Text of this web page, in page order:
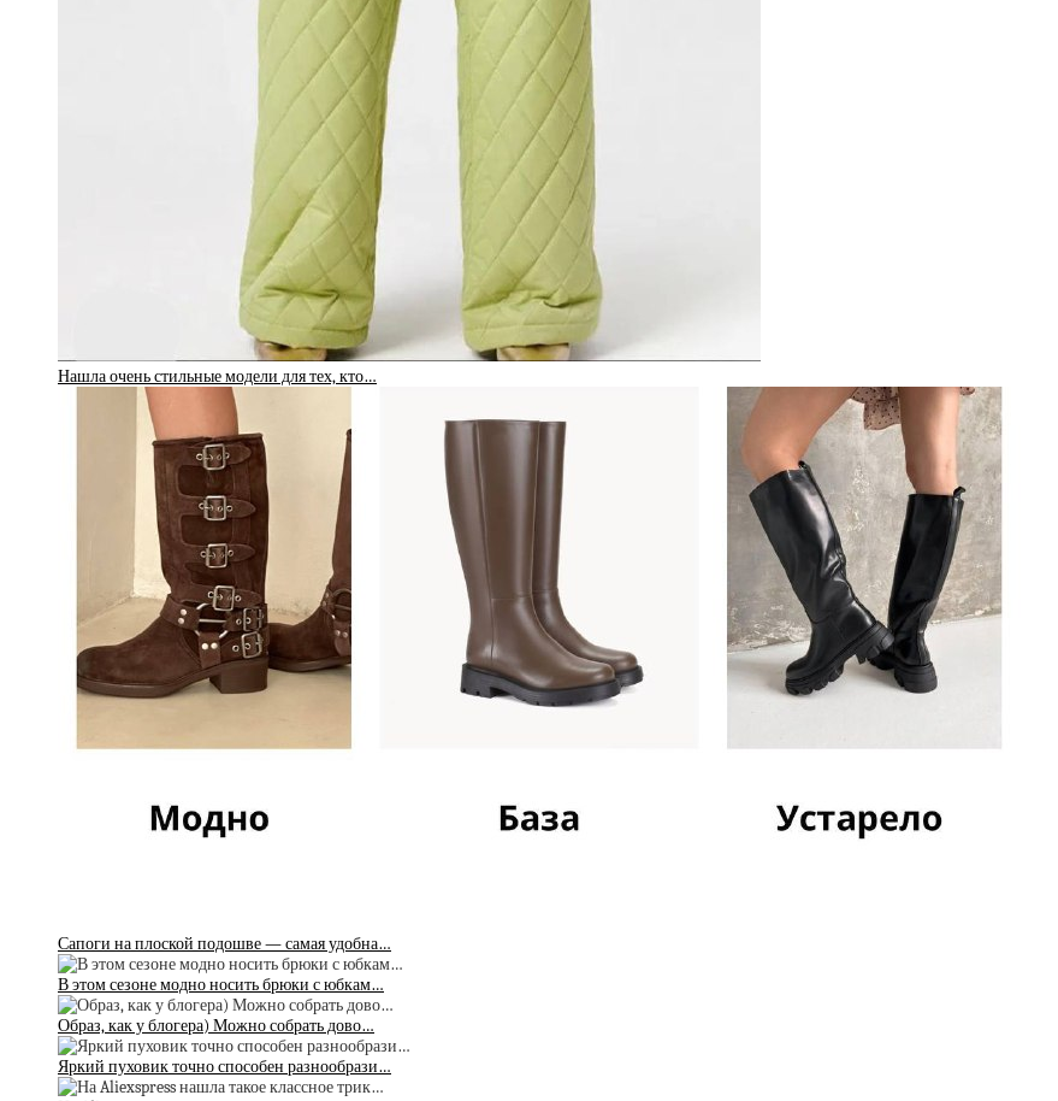
Нашла очень стильные модели для тех, кто…
Сапоги на плоской подошве — самая удобна…
В этом сезоне модно носить брюки с юбкам…
Образ, как у блогера) Можно собрать дово…
Яркий пуховик точно способен разнообрази…